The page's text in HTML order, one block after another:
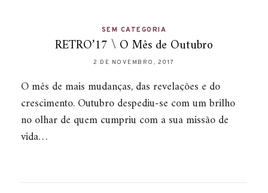
SEM CATEGORIA
RETRO’17 \ O Mês de Outubro
2 DE NOVEMBRO, 2017
O mês de mais mudanças, das revelações e do
crescimento. Outubro despediu-se com um brilho
no olhar de quem cumpriu com a sua missão de
vida…